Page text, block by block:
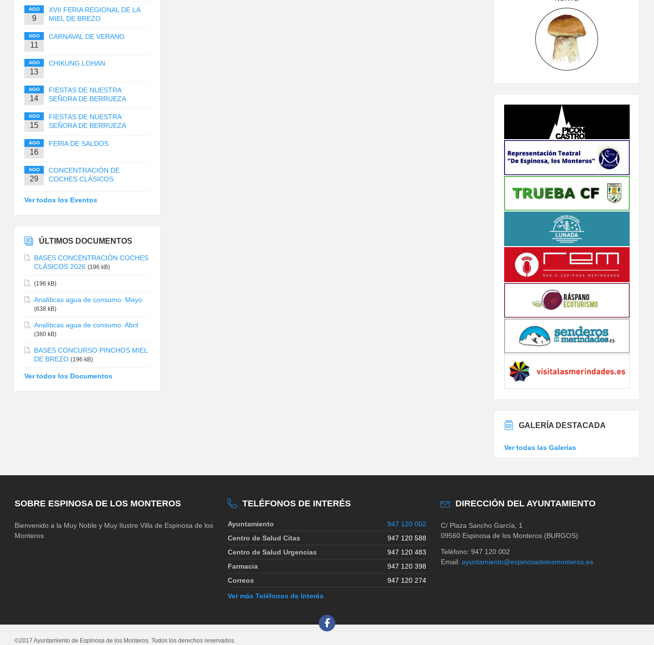
AGO
9
XVII FERIA REGIONAL DE LA
MIEL DE BREZO
AGO
11
CARNAVAL DE VERANO
AGO
13
CHIKUNG LOHAN
AGO
14
FIESTAS DE NUESTRA
SEÑORA DE BERRUEZA
AGO
15
FIESTAS DE NUESTRA
SEÑORA DE BERRUEZA
AGO
16
FERIA DE SALDOS
AGO
29
CONCENTRACIÓN DE
COCHES CLÁSICOS
Ver todos los Eventos
ÚLTIMOS DOCUMENTOS
BASES CONCENTRACIÓN COCHES
CLÁSICOS 2026 (196 kB)
(196 kB)
Analíticas agua de consumo. Mayo
(638 kB)
Analíticas agua de consumo. Abril
(380 kB)
BASES CONCURSO PINCHOS MIEL
DE BREZO (196 kB)
Ver todos los Documentos
GALERÍA DESTACADA
Ver todas las Galerías
SOBRE ESPINOSA DE LOS MONTEROS
Bienvenido a la Muy Noble y Muy Ilustre Villa de Espinosa de los
Monteros.
TELÉFONOS DE INTERÉS
Ayuntamiento
947 120 002
Centro de Salud Citas
947 120 588
Centro de Salud Urgencias
947 120 483
Farmacia
947 120 398
Correos
947 120 274
Ver más Teléfonos de Interés
DIRECCIÓN DEL AYUNTAMIENTO
C/ Plaza Sancho García, 1
09560 Espinosa de los Monteros (BURGOS)
Teléfono: 947 120 002
Email: ayuntamiento@espinosadelosmonteros.es
©2017 Ayuntamiento de Espinosa de los Monteros. Todos los derechos reservados.